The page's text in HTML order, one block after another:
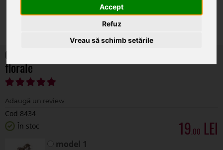
Accept
Refuz
Vreau să schimb setările
Crenguta tuia artificiala pentru aranajemnte
florale
Cod 8434
În stoc
19.00
model 1